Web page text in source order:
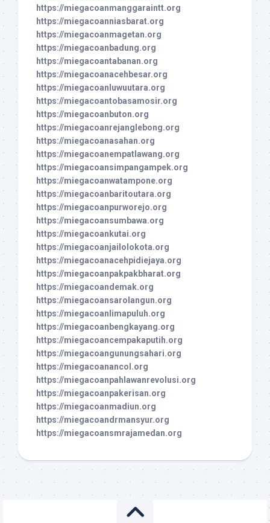
https://miegacoanmanggaraintt.org
https://miegacoanniasbarat.org
https://miegacoanmagetan.org
https://miegacoanbadung.org
https://miegacoantabanan.org
https://miegacoanacehbesar.org
https://miegacoanluwuutara.org
https://miegacoantobasamosir.org
https://miegacoanbuton.org
https://miegacoanrejanglebong.org
https://miegacoanasahan.org
https://miegacoanempatlawang.org
https://miegacoansimpangampek.org
https://miegacoanwatampone.org
https://miegacoanbaritoutara.org
https://miegacoanpurworejo.org
https://miegacoansumbawa.org
https://miegacoankutai.org
https://miegacoanjailolokota.org
https://miegacoanacehpidiejaya.org
https://miegacoanpakpakbharat.org
https://miegacoandemak.org
https://miegacoansarolangun.org
https://miegacoanlimapuluh.org
https://miegacoanbengkayang.org
https://miegacoancempakaputih.org
https://miegacoangunungsahari.org
https://miegacoanancol.org
https://miegacoanpahlawanrevolusi.org
https://miegacoanpakerisan.org
https://miegacoanmadiun.org
https://miegacoandrmansyur.org
https://miegacoansmrajamedan.org